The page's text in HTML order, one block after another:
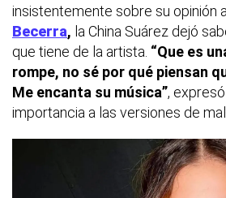
insistentemente sobre su opinión
Becerra, la China Suárez dejó
que tiene de la artista. “Que es
rompe, no sé por qué piensan
Me encanta su música”,
importancia a las versiones de